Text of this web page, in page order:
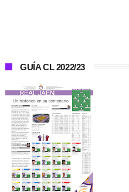
GUÍA CL 2022/23